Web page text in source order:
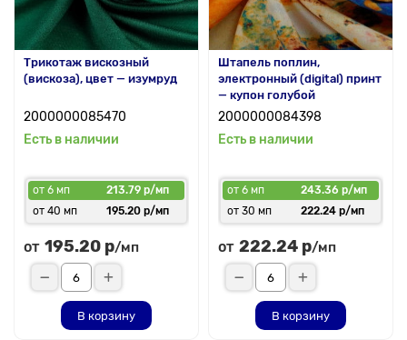
Трикотаж вискозный
(вискоза), цвет — изумруд
2000000085470
Есть в наличии
от 6 мп
213.79 р/мп
от 40 мп
195.20 р/мп
от 195.20 р/мп
В корзину
Штапель поплин,
электронный (digital) принт
— купон голубой
2000000084398
Есть в наличии
от 6 мп
243.36 р/мп
от 30 мп
222.24 р/мп
от 222.24 р/мп
В корзину